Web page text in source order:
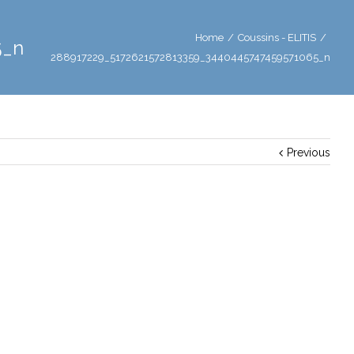
Home / Coussins - ELITIS /
288917229_5172621572813359_3440445747459571065_n
Previous